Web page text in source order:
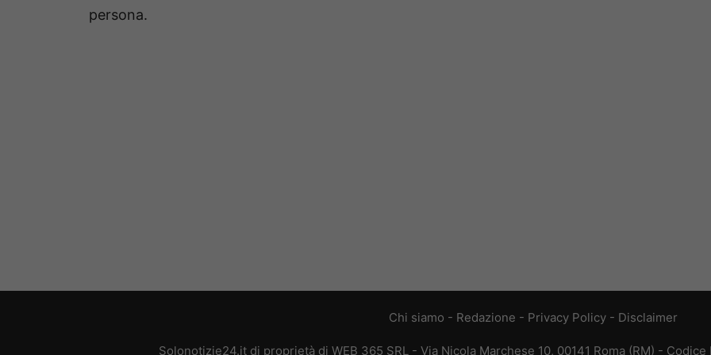
persona.
Chi siamo - Redazione - Privacy Policy - Disclaimer
Solonotizie24.it di proprietà di WEB 365 SRL - Via Nicola Marchese 10, 00141 Roma (RM) - Codice